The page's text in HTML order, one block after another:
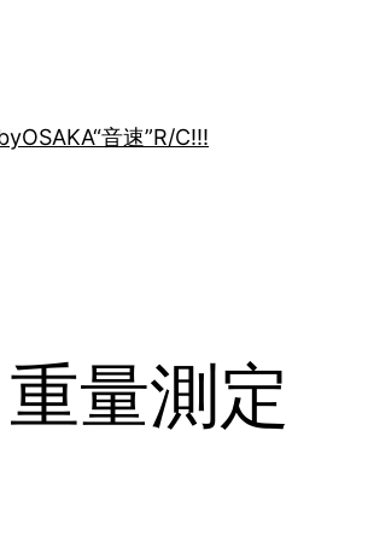
OSAKA“音速”R/C!!!
量測定